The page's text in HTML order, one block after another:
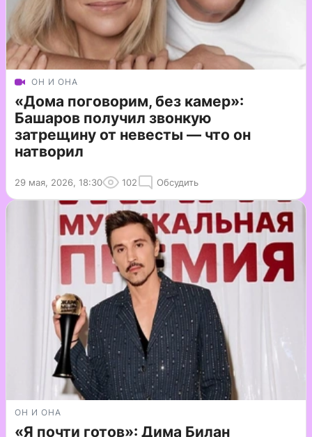
ОН И ОНА
«Дома поговорим, без камер»:
Башаров получил звонкую
затрещину от невесты — что он
натворил
29 мая, 2026, 18:30 102 Обсудить
ОН И ОНА
«Я почти готов»: Дима Билан